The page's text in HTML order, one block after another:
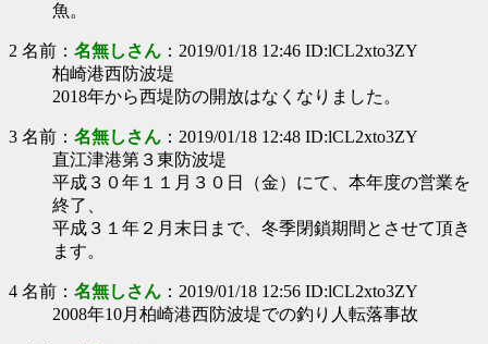
魚。
2 名前： 名無しさん ：2019/01/18 12:46 ID:lCL2xto3ZY
柏崎港西防波堤
2018年から西堤防の開放はなくなりました。
3 名前： 名無しさん ：2019/01/18 12:48 ID:lCL2xto3ZY
直江津港第３東防波堤
平成３０年１１月３０日（金）にて、本年度の営業を
終了、
平成３１年２月末日まで、冬季閉鎖期間とさせて頂き
ます。
4 名前： 名無しさん ：2019/01/18 12:56 ID:lCL2xto3ZY
2008年10月柏崎港西防波堤での釣り人転落事故